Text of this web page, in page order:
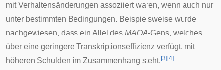
mit Verhaltensänderungen assoziiert waren, wenn auch nur
unter bestimmten Bedingungen. Beispielsweise wurde
nachgewiesen, dass ein Allel des MAOA-Gens, welches
über eine geringere Transkriptionseffizienz verfügt, mit
höheren Schulden im Zusammenhang steht. [3] [4]